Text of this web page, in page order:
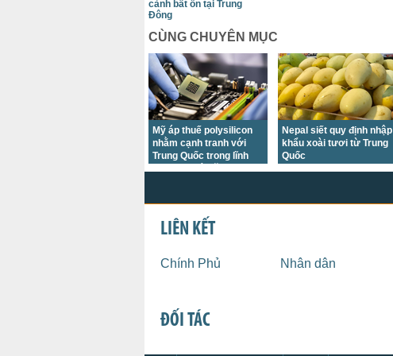
cảnh bất ổn tại Trung
Đông
CÙNG CHUYÊN MỤC
Mỹ áp thuế polysilicon
nhằm cạnh tranh với
Trung Quốc trong lĩnh
Nepal siết quy định nhập
khẩu xoài tươi từ Trung
Quốc
LIÊN KẾT
Chính Phủ Nhân dân
ĐỐI TÁC